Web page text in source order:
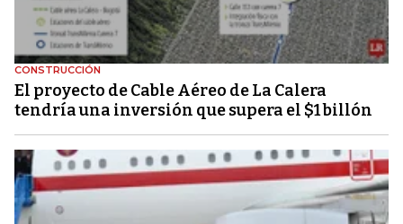
CONSTRUCCIÓN
El proyecto de Cable Aéreo de La Calera
tendría una inversión que supera el $1 billón